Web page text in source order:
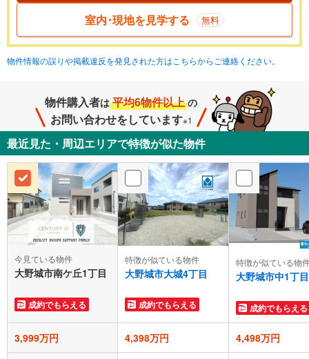
室内･現地を見学する 無料
物件情報の誤りや掲載違反を発見された方はこちらからご連絡ください。
物件購入者は 平均6物件以上 の
お問い合わせをしています※1
最近見た・周辺エリアで特徴が似た物件
今見ている物件
大野城市南ケ丘1丁目
成約でもらえる
特徴が似ている物件
大野城市大城4丁目
成約でもらえる
特徴が似ている物
大野城市中1丁目
成約でもらえる
3,999万円 4,398万円 4,498万円